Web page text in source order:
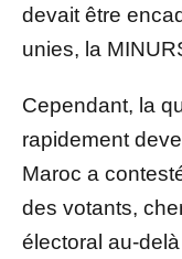
devait être
unies, la
Cependant, la
rapidement
Maroc a
des votants,
électoral au-